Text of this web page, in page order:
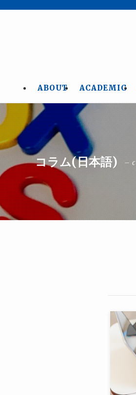
ABOUT ACADEMIC
コラム(日本語) –